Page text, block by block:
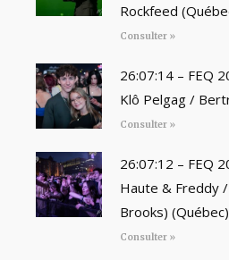
Rockfeed
Consulter »
26:07:14 – FEQ
Klô Pelgag /
Consulter »
26:07:12 – FEQ
Haute & Freddy
Brooks) (Québec)
Consulter »